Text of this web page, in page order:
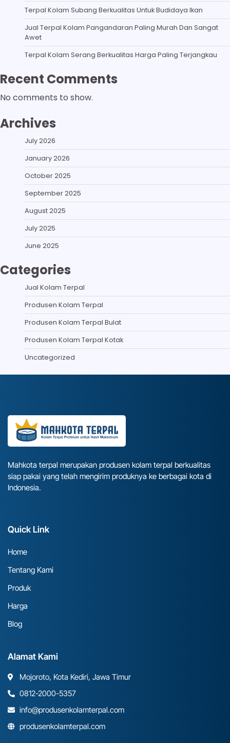
Terpal Kolam Subang Berkualitas Untuk Budidaya Ikan
Jual Terpal Kolam Pangandaran Paling Murah Dan Sangat
Awet
Terpal Kolam Serang Berkualitas Harga Paling Terjangkau
Recent Comments
No comments to show.
Archives
July 2026
January 2026
October 2025
September 2025
August 2025
July 2025
June 2025
Categories
Jual Kolam Terpal
Produsen Kolam Terpal
Produsen Kolam Terpal Bulat
Produsen Kolam Terpal Kotak
Uncategorized
Mahkota terpal merupakan produsen kolam terpal berkualitas
siap pakai yang telah mengirim produknya ke berbagai kota di
Indonesia.
Quick Link
Home
Tentang Kami
Produk
Harga
Blog
Alamat Kami
Mojoroto, Kota Kediri, Jawa Timur
0812-2000-5357
info@produsenkolamterpal.com
produsenkolamterpal.com